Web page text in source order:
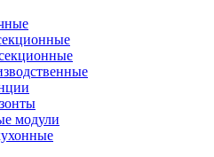
модули